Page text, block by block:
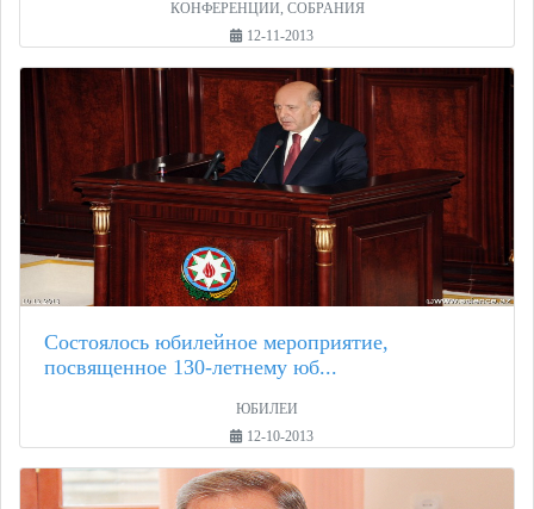
КОНФЕРЕНЦИИ, СОБРАНИЯ
12-11-2013
Состоялось юбилейное мероприятие,
посвященное 130-летнему юб...
ЮБИЛЕИ
12-10-2013